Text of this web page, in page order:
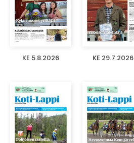
KE 5.8.2026 KE 29.7.2026